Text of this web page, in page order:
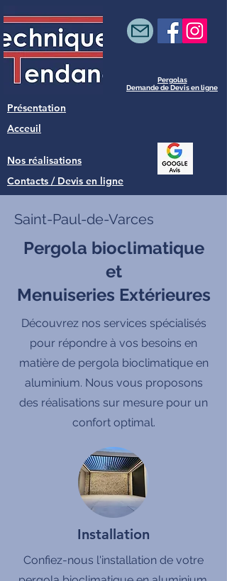
Demande de Devis en ligne
Pergolas
Présentation
Nos réalisations
Contacts / Devis en ligne
Acceuil
Saint-Paul-de-Varces
Pergola bioclimatique
et
Menuiseries Extérieures
Découvrez nos services spécialisés
pour répondre à vos besoins en
matière de pergola bioclimatique en
aluminium. Nous vous proposons
des réalisations sur mesure pour un
confort optimal.
Installation
Confiez-nous l'installation de votre